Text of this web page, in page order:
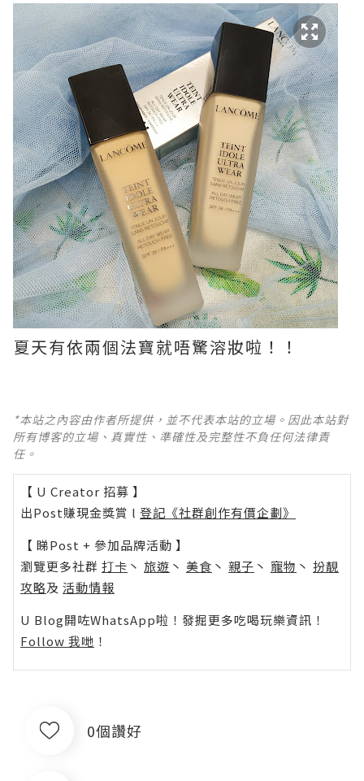
夏天有依兩個法寶就唔驚溶妝啦！！
*本站之內容由作者所提供，並不代表本站的立場。因此本站對
所有博客的立場、真實性、準確性及完整性不負任何法律責
任。
【 U Creator 招募 】
出Post賺現金獎賞 l 登記《社群創作有價企劃》
【 睇Post + 參加品牌活動 】
瀏覽更多社群 打卡 丶 旅遊 丶 美食 丶 親子 丶 寵物 丶 扮靚
攻略及 活動情報
U Blog開咗WhatsApp啦！發掘更多吃喝玩樂資訊！
Follow 我哋 ！
0個讚好